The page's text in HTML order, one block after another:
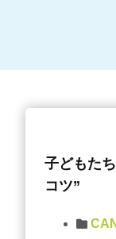
子どもた
コツ”